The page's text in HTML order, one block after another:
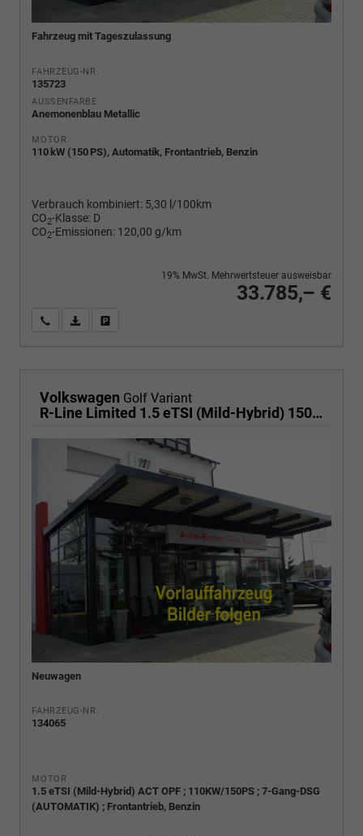
Fahrzeug mit Tageszulassung
FAHRZEUG-NR.
135723
AUSSENFARBE
Anemonenblau Metallic
MOTOR
110 kW (150 PS), Automatik, Frontantrieb, Benzin
Verbrauch kombiniert: 5,30 l/100km
CO2-Klasse: D
CO2-Emissionen: 120,00 g/km
33.785,– €
19% MwSt. Mehrwertsteuer ausweisbar
Wir rufen Sie anPDF-Fahrzeugexposé drucken
Volkswagen Golf Variant
R-Line Limited 1.5 eTSI (Mild-Hybrid) 150PS DSG, WINTERPAKET, 18" Alu, Metallic, LED-Scheinwerfer Plus, Keyless, Elektr. Heckklappe, Alarm, Sportsitze, Sportfahrwerk, Abgedunkelte Scheiben, Adaptiver Tempomat ACC, Digital Cockpit Pro, Radio2Discover 12,9" + App-Connect
Neuwagen
FAHRZEUG-NR.
134065
MOTOR
1.5 eTSI (Mild-Hybrid) ACT OPF ; 110KW/150PS ; 7-Gang-DSG
(AUTOMATIK) ; Frontantrieb, Benzin